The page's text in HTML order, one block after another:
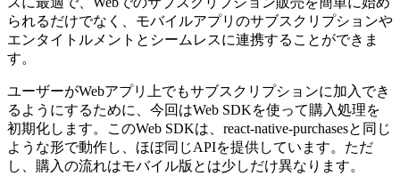
られるだけでなく、モバイルアプリのサブスクリプションや
エンタイトルメントとシームレスに連携することができま
す。
ユーザーがWebアプリ上でもサブスクリプションに加入でき
るようにするために、今回はWeb SDKを使って購入処理を
初期化します。このWeb SDKは、react-native-purchasesと同じ
ような形で動作し、ほぼ同じAPIを提供しています。ただ
し、購入の流れはモバイル版とは少しだけ異なります。